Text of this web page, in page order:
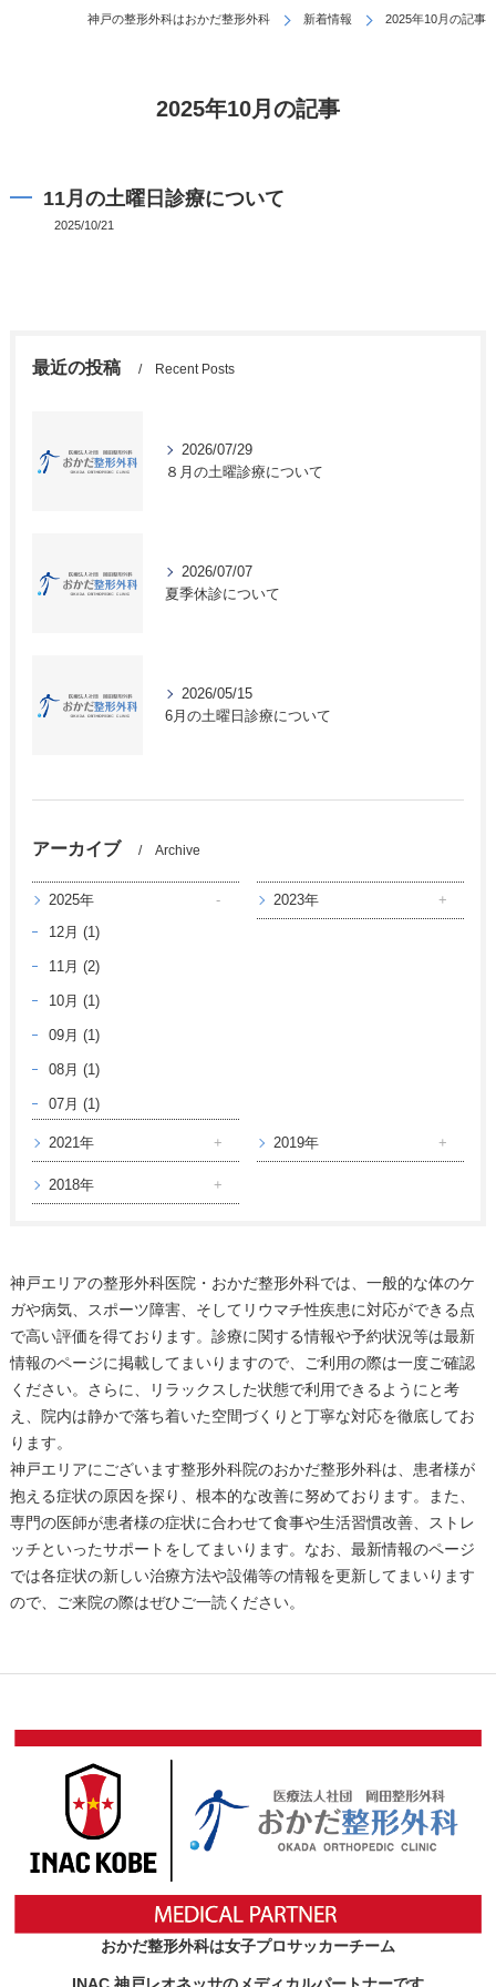
神戸の整形外科はおかだ整形外科 新着情報 2025年10月の記事
2025年10月の記事
11月の土曜日診療について
2025/10/21
最近の投稿 Recent Posts
2026/07/29
８月の土曜診療について
2026/07/07
夏季休診について
2026/05/15
6月の土曜日診療について
アーカイブ Archive
2025年
12月 (1)
11月 (2)
10月 (1)
09月 (1)
08月 (1)
07月 (1)
2023年
2021年 2019年
2018年
神戸エリアの整形外科医院・おかだ整形外科では、一般的な体のケ
ガや病気、スポーツ障害、そしてリウマチ性疾患に対応ができる点
で高い評価を得ております。診療に関する情報や予約状況等は最新
情報のページに掲載してまいりますので、ご利用の際は一度ご確認
ください。さらに、リラックスした状態で利用できるようにと考
え、院内は静かで落ち着いた空間づくりと丁寧な対応を徹底してお
ります。
神戸エリアにございます整形外科院のおかだ整形外科は、患者様が
抱える症状の原因を探り、根本的な改善に努めております。また、
専門の医師が患者様の症状に合わせて食事や生活習慣改善、ストレ
ッチといったサポートをしてまいります。なお、最新情報のページ
では各症状の新しい治療方法や設備等の情報を更新してまいります
ので、ご来院の際はぜひご一読ください。
おかだ整形外科は女子プロサッカーチーム